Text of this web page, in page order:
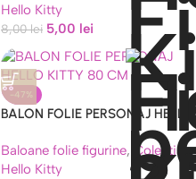
Hello Kitty
8,00lei 5,00 lei
-47%
BALON FOLIE PERSONAJ HELLO
Baloane folie figurine,
Colectia
Hello Kitty